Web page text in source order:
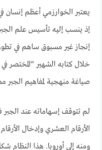
يعتبر الخوارزمي أعظم إنسان
إذ ينسب إليه تأسيس علم
إنجاز غير مسبوق ساهم في
خلال كتابه الشهير “المختصر
صياغة منهجية لمفاهيم
لم تتوقف إسهاماته عند
الأرقام العشري وإدخال
ومنه إلى أوروبا. هذا النظام